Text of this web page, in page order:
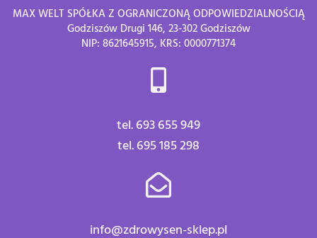
MAX WELT SPÓŁKA Z OGRANICZONĄ ODPOWIEDZIALNOŚCIĄ
Godziszów Drugi 146, 23-302 Godziszów
NIP: 8621645915, KRS: 0000771374
tel. 693 655 949
tel. 695 185 298
info@zdrowysen-sklep.pl